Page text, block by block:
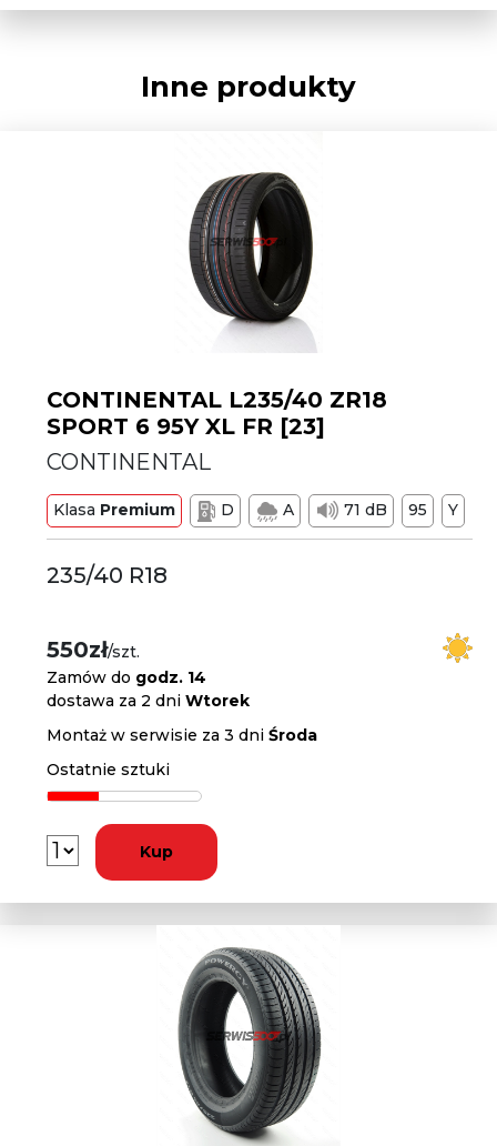
Inne produkty
CONTINENTAL L235/40 ZR18
SPORT 6 95Y XL FR [23]
CONTINENTAL
Klasa Premium D A 71 dB 95 Y
235/40 R18
550zł/szt.
Zamów do godz. 14
dostawa za 2 dniWtorek
Montaż w serwisie za 3 dniŚroda
Ostatnie sztuki
Kup